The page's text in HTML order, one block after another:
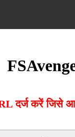
दर्ज करें जिसे